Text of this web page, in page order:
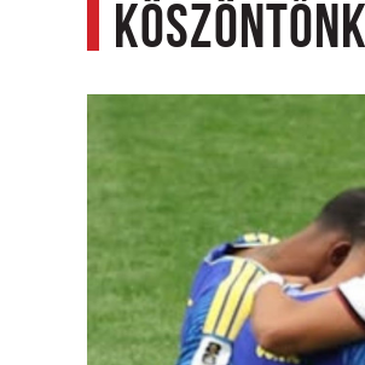
köszöntőnk